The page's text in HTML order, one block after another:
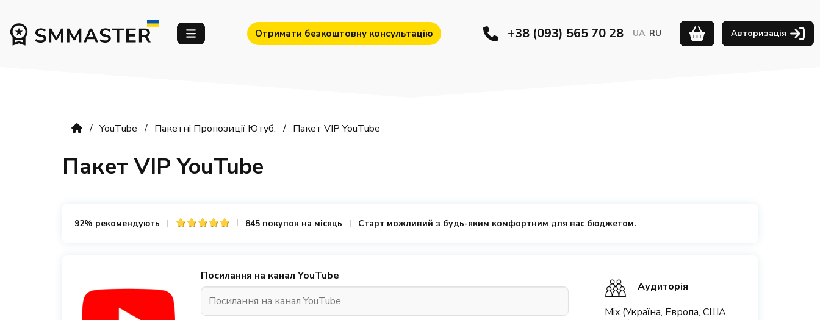
Отримати безкоштовну консультацію +38 (093) 565 70 28 UA RU Авторизація
YouTube Пакетні Пропозиції Ютуб. Пакет VIP YouTube
Пакет VIP YouTube
92% рекомендують 845 покупок на місяць Старт можливий з будь-яким комфортним для вас бюджетом.
Посилання на канал YouTube
Аудиторія
Mix (Україна, Европа, США,